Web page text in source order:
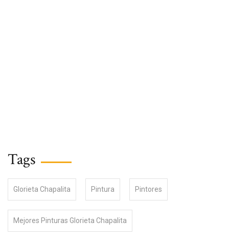
Tags
Glorieta Chapalita Pintura Pintores
Mejores Pinturas Glorieta Chapalita